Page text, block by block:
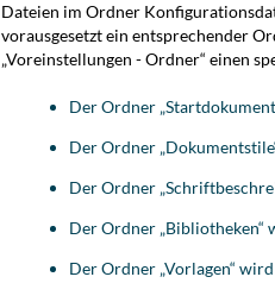
Dateien im Ordner
vorausgesetzt ein entsprechender
„Voreinstellungen - Ordner“ einen
Der Ordner
Der Ordner
Der Ordner
Der Ordner „Bibliotheken“
Der Ordner „Vorlagen“